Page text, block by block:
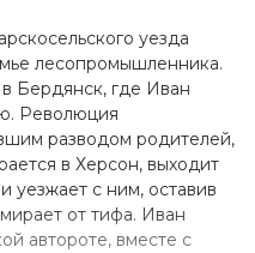
уезда
лесопромышленника.
Бердянск, где Иван
Революция
разводом родителей,
в Херсон, выходит
уезжает с ним, оставив
от тифа. Иван
автороте, вместе с